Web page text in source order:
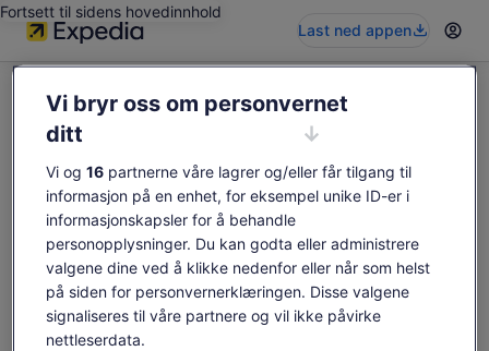
Fortsett til sidens hovedinnhold
Last ned appen
Denne opplevelsen er ikke tilgjengelig
Søk etter opplevelser på nytt.
Søk på nytt
Vi bryr oss om personvernet
ditt
Vi og 16partnerne våre lagrer og/eller får tilgang til
informasjon på en enhet, for eksempel unike ID-er i
informasjonskapsler for å behandle
personopplysninger. Du kan godta eller administrere
valgene dine ved å klikke nedenfor eller når som helst
på siden for personvernerklæringen. Disse valgene
signaliseres til våre partnere og vil ikke påvirke
nettleserdata.